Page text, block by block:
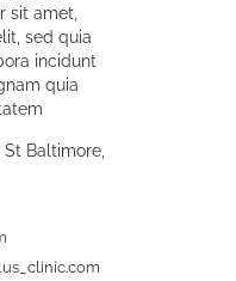
sit amet,
sed quia
incidunt
quia
St Baltimore,